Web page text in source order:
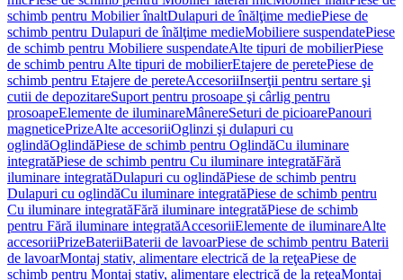
schimb pentru Mobilier înaltDulapuri de înălţime mediePiese de
schimb pentru Dulapuri de înălţime medieMobiliere suspendatePiese
de schimb pentru Mobiliere suspendateAlte tipuri de mobilierPiese
de schimb pentru Alte tipuri de mobilierEtajere de peretePiese de
schimb pentru Etajere de pereteAccesoriiInserţii pentru sertare şi
cutii de depozitareSuport pentru prosoape şi cârlig pentru
prosoapeElemente de iluminareMânereSeturi de picioarePanouri
magneticePrizeAlte accesoriiOglinzi şi dulapuri cu
oglindăOglindăPiese de schimb pentru OglindăCu iluminare
integratăPiese de schimb pentru Cu iluminare integratăFără
iluminare integratăDulapuri cu oglindăPiese de schimb pentru
Dulapuri cu oglindăCu iluminare integratăPiese de schimb pentru
Cu iluminare integratăFără iluminare integratăPiese de schimb
pentru Fără iluminare integratăAccesoriiElemente de iluminareAlte
accesoriiPrizeBateriiBaterii de lavoarPiese de schimb pentru Baterii
de lavoarMontaj stativ, alimentare electrică de la reţeaPiese de
schimb pentru Montaj stativ, alimentare electrică de la reţeaMontaj